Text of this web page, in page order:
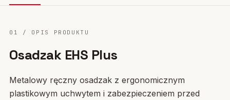
01 / OPIS PRODUKTU
Osadzak EHS Plus
Metalowy ręczny osadzak z ergonomicznym
plastikowym uchwytem i zabezpieczeniem przed